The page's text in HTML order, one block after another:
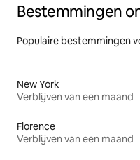
Bestemmingen
Populaire bestemmingen
New York
Verblijven van een maand
Florence
Verblijven van een maand